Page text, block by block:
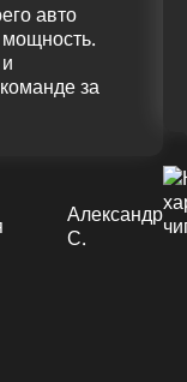
авто
за
Александр
С.